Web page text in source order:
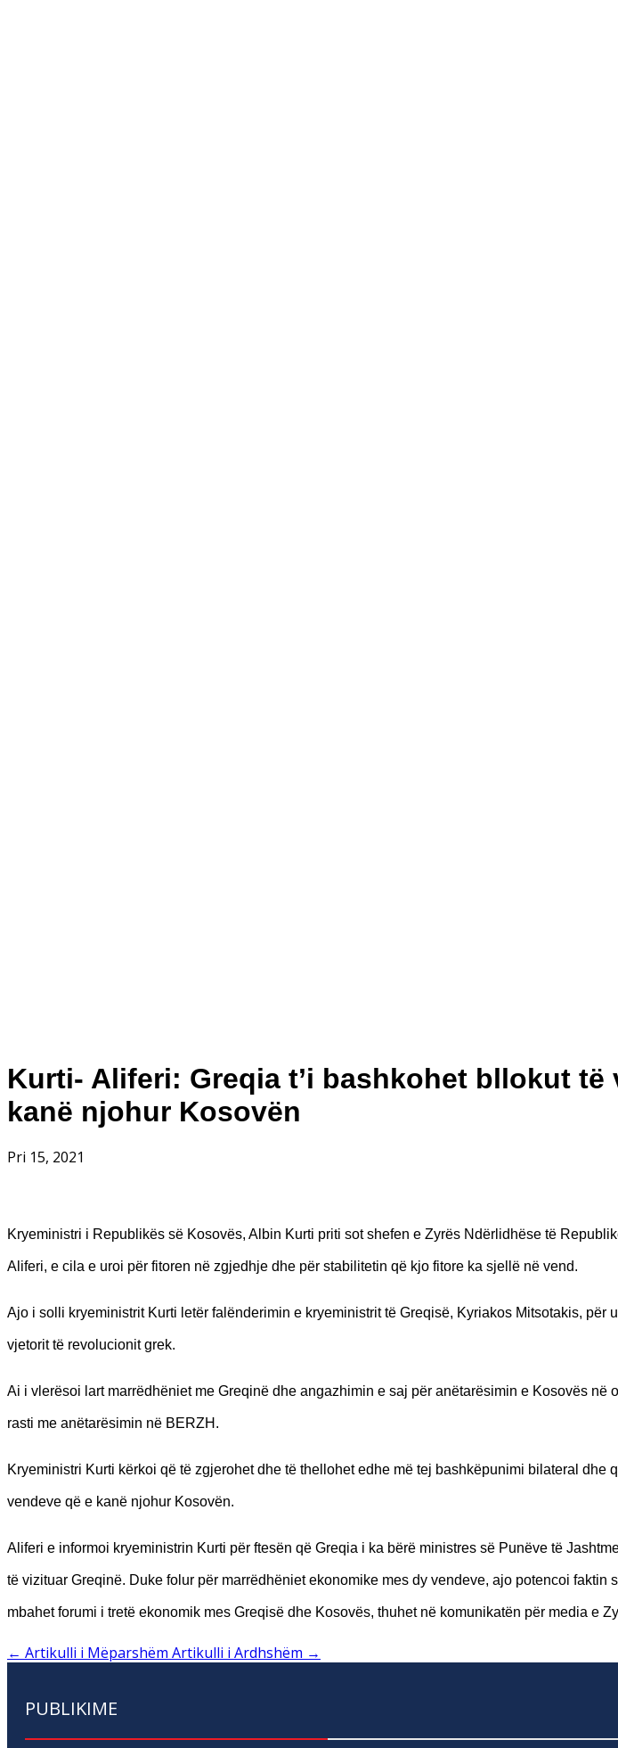
Kurti- Aliferi: Greqia t’i bashkohet bllokut të
kanë njohur Kosovën
Pri 15, 2021
Kryeministri i Republikës së Kosovës, Albin Kurti priti sot shefen e Zyrës Ndërlidhëse të
Aliferi, e cila e uroi për fitoren në zgjedhje dhe për stabilitetin që kjo fitore ka sjellë në vend.
Ajo i solli kryeministrit Kurti letër falënderimin e kryeministrit të Greqisë, Kyriakos Mitsotakis, për
vjetorit të revolucionit grek.
Ai i vlerësoi lart marrëdhëniet me Greqinë dhe angazhimin e saj për anëtarësimin e Kosovës në
rasti me anëtarësimin në BERZH.
Kryeministri Kurti kërkoi që të zgjerohet dhe të thellohet edhe më tej bashkëpunimi bilateral dhe
vendeve që e kanë njohur Kosovën.
Aliferi e informoi kryeministrin Kurti për ftesën që Greqia i ka bërë ministres së Punëve të
të vizituar Greqinë. Duke folur për marrëdhëniet ekonomike mes dy vendeve, ajo potencoi faktin
mbahet forumi i tretë ekonomik mes Greqisë dhe Kosovës, thuhet në komunikatën për media e
← Artikulli i Mëparshëm Artikulli i Ardhshëm →
PUBLIKIME